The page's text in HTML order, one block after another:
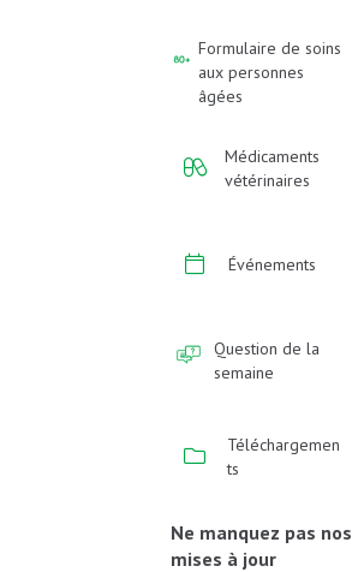
Formulaire de soins
aux personnes
âgées
Médicaments
vétérinaires
Événements
Question de la
semaine
Téléchargemen
ts
Ne manquez pas nos
mises à jour